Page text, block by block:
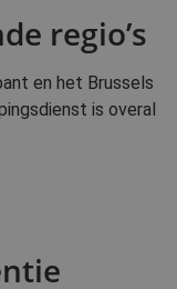
regio’s
en het Brussels
is overal